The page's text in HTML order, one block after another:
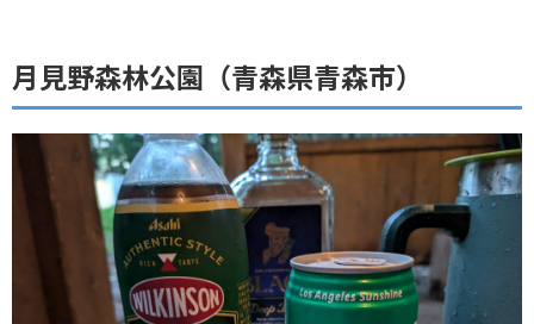
月見野森林公園（青森県青森市）